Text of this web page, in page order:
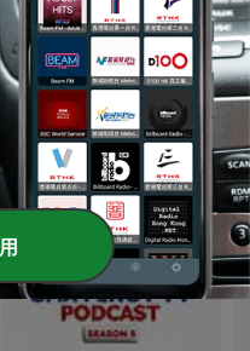
หน้าต่างโลก